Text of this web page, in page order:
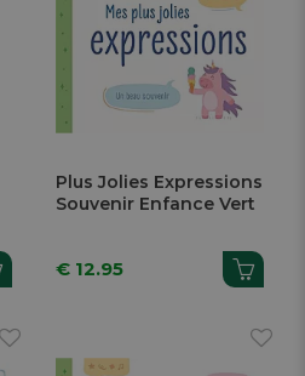
Plus Jolies Expressions
Souvenir Enfance Vert
€ 12.95